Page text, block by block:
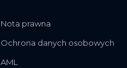
Nota prawna
Ochrona danych osobowych
AML